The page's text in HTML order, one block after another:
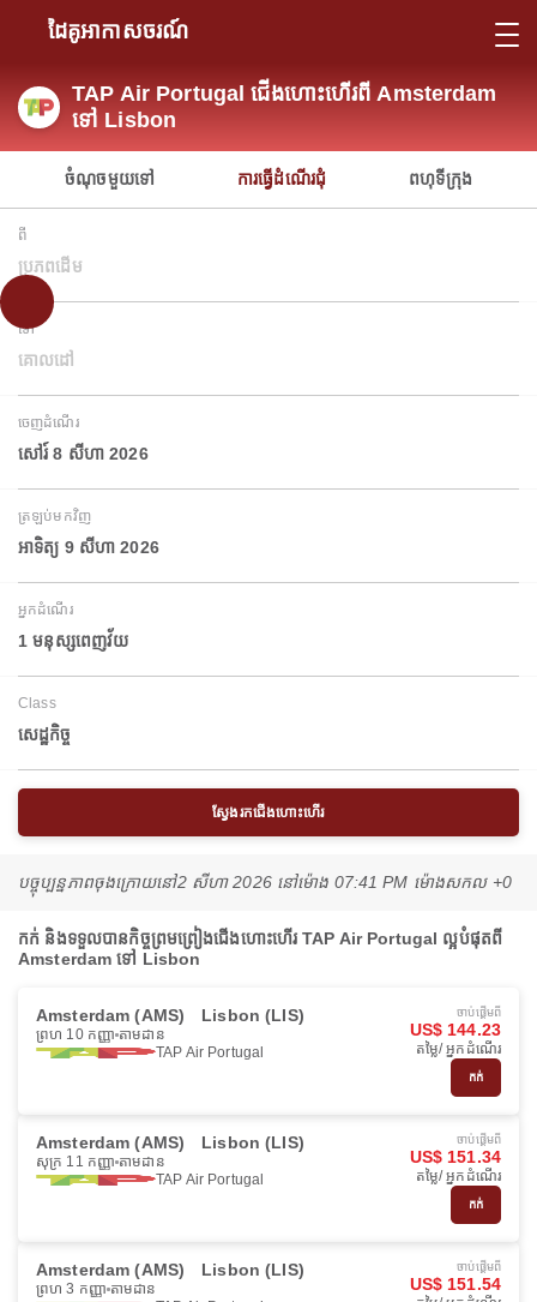
ដៃគូអាកាសចរណ៍
TAP Air Portugal ជើងហោះហើរពី Amsterdam
ទៅ Lisbon
ចំណុចមួយទៅ ការធ្វើដំណើរជុំ ពហុទីក្រុង
ពី
ប្រភពដើម
ទៅ
គោលដៅ
ចេញដំណើរ
សៅរ៍ 8 សីហា 2026
ត្រឡប់មកវិញ
អាទិត្យ 9 សីហា 2026
អ្នកដំណើរ
1 មនុស្សពេញវ័យ
Class
សេដ្ឋកិច្ច
ស្វែងរកជើងហោះហើរ
បច្ចុប្បន្នភាពចុងក្រោយនៅ2 សីហា 2026 នៅ​ម៉ោង 07:41 PM ម៉ោង​សកល +0
កក់ និងទទួលបានកិច្ចព្រមព្រៀងជើងហោះហើរ TAP Air Portugal ល្អបំផុតពី
Amsterdam ទៅ Lisbon
Amsterdam (AMS) Lisbon (LIS)
ព្រហ 10 កញ្ញា តាមដាន
TAP Air Portugal
ចាប់ផ្ដើមពី
US$ 144.23
តម្លៃ/ អ្នកដំណើរ
កក់
Amsterdam (AMS) Lisbon (LIS)
សុក្រ 11 កញ្ញា តាមដាន
TAP Air Portugal
ចាប់ផ្ដើមពី
US$ 151.34
តម្លៃ/ អ្នកដំណើរ
កក់
Amsterdam (AMS) Lisbon (LIS)
ព្រហ 3 កញ្ញា តាមដាន
ចាប់ផ្ដើមពី
US$ 151.54